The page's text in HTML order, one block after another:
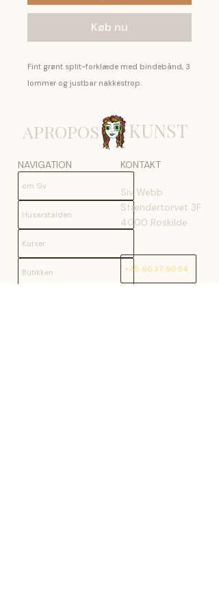
Køb nu
Fint grønt split-forklæde med bindebånd, 3
lommer og justbar nakkestrop.
APROPOS KUNST
NAVIGATION
om Siv
Husarstalden
Kurser
Butikken
KONTAKT
Siv Webb
Stændertorvet 3F
4000 Roskilde
+45 60 37 90 54